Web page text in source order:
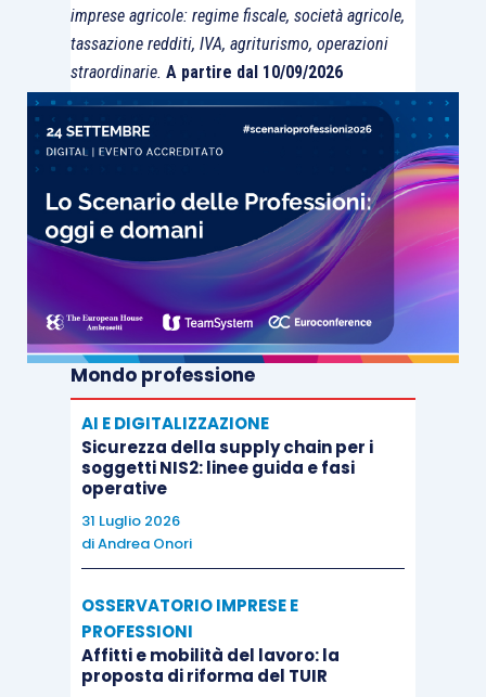
imprese agricole: regime fiscale, società agricole,
tassazione redditi, IVA, agriturismo, operazioni
straordinarie. A partire dal 10/09/2026
Mondo professione
AI E DIGITALIZZAZIONE
Sicurezza della supply chain per i
soggetti NIS2: linee guida e fasi
operative
31 Luglio 2026
diAndrea Onori
OSSERVATORIO IMPRESE E
PROFESSIONI
Affitti e mobilità del lavoro: la
proposta di riforma del TUIR